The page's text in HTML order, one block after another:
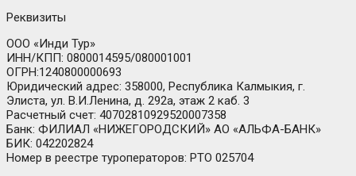
Реквизиты
ООО «Инди Тур»
ИНН/КПП: 0800014595/080001001
ОГРН:1240800000693
Юридический адрес: 358000, Республика Калмыкия, г.
Элиста, ул. В.И.Ленина, д. 292а, этаж 2 каб. 3
Расчетный счет: 40702810929520007358
Банк: ФИЛИАЛ «НИЖЕГОРОДСКИЙ» АО «АЛЬФА-БАНК»
БИК: 042202824
Номер в реестре туроператоров: РТО 025704